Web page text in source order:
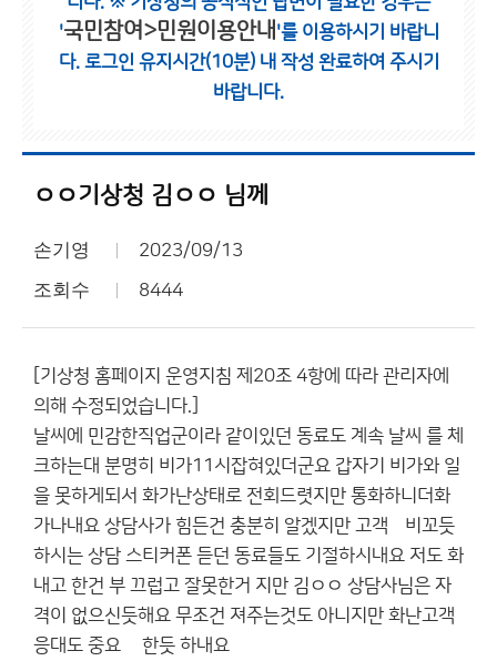
'국민참여>민원이용안내 '를 이용하시기 바랍니
다. 로그인 유지시간(10분) 내 작성 완료하여 주시기
바랍니다.
ㅇㅇ기상청 김ㅇㅇ 님께
손기영 2023/09/13
조회수 8444
[기상청 홈페이지 운영지침 제20조 4항에 따라 관리자에
의해 수정되었습니다.]
날씨에 민감한직업군이라 같이있던 동료도 계속 날씨 를 체
크하는대 분명히 비가11시잡혀있더군요 갑자기 비가와 일
을 못하게되서 화가난상태로 전회드렷지만 통화하니더화
가나내요 상담사가 힘든건 충분히 알겠지만 고객빆비꼬듯
하시는 상담 스티커폰 듣던 동료들도 기절하시내요 저도 화
내고 한건 부 끄럽고 잘못한거 지만 김ㅇㅇ 상담사님은 자
격이 없으신듯해요 무조건 져주는것도 아니지만 화난고객
응대도 중요 핟한듯 하내요